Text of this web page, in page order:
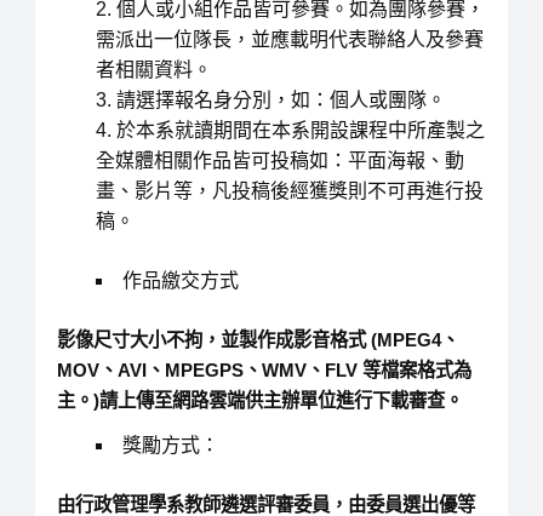
個人或小組作品皆可參賽。如為團隊參賽，
需派出一位隊長，並應載明代表聯絡人及參賽
者相關資料。
請選擇報名身分別，如：個人或團隊。
於本系就讀期間在本系開設課程中所產製之
全媒體相關作品皆可投稿如：平面海報、動
畫、影片等，凡投稿後經獲獎則不可再進行投
稿。
作品繳交方式
影像尺寸大小不拘，並製作成影音格式 (MPEG4、
MOV、AVI、MPEGPS、WMV、FLV 等檔案格式為
主。)請上傳至網路雲端供主辦單位進行下載審查。
獎勵方式：
由行政管理學系教師遴選評審委員，由委員選出優等